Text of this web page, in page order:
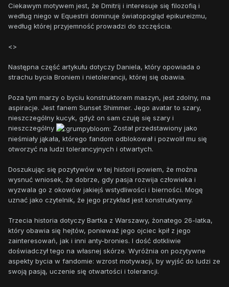
Ciekawym motywem jest, że Dmitrij i interesuje się filozofią i
według niego w Equestrii dominuje światopogląd epikureizmu,
według której przyjemność prowadzi do szczęścia.
<>
Następna część artykułu dotyczy Daniela, który opowiada o
strachu bycia Broniem i nietolerancji, której się obawia.
Poza tym marzy o byciu konstruktorem maszyn, jest zdolny, ma
aspiracje. Jest fanem Sunset Shimmer. Jego avatar to szary,
nieszczególny kucyk, gdyż on sam czuję się szary i
nieszczególny
Został przedstawiony jako
nieśmiały jąkała, którego fandom odblokował i pozwolił mu się
otworzyć na ludzi tolerancyjnych i otwartych.
Doszukując się pozytywów w tej historii powiem, że można
wysnuć wniosek, że dobrze, gdy pasja rozwija człowieka i
wyzwala go z okowów jakiejś wstydliwości i bierności. Mogę
uznać jako czytelnik, że jego przykład jest konstruktywny.
Trzecia historia dotyczy Bartka z Warszawy, żonatego 26-latka,
który obawia się hejtów, ponieważ jego ojciec kpił z jego
zainteresowań, jak i inni anty-bronies. I dość dotkliwie
doświadczył tego na własnej skórze. Wyróżnia on pozytywne
aspekty bycia w fandomie: wzrost motywacji, by wyjść do ludzi ze
swoją pasją, uczenie się otwartości i tolerancji.